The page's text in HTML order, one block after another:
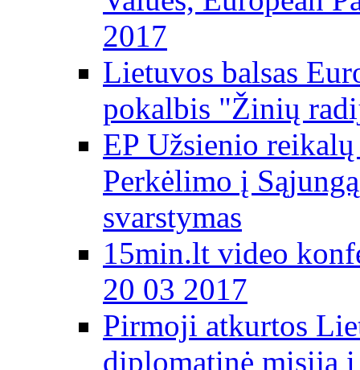
2017
Lietuvos balsas
pokalbis "Žinių
EP Užsienio
Perkėlimo į
svarstymas
15min.lt video
20 03 2017
Pirmoji atkurtos
diplomatinė misija